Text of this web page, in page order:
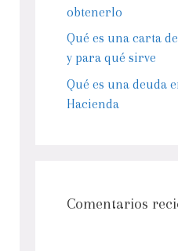
obtenerlo
Qué es una carta
y para qué sirve
Qué es una deuda
Hacienda
Comentarios